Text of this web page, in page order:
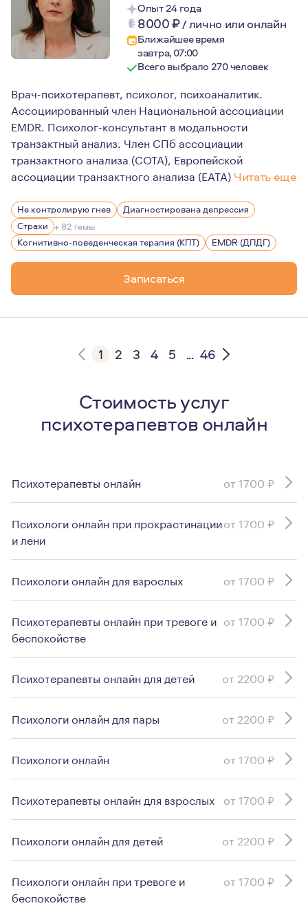
Опыт 24 года
8000₽/лично или онлайн
Ближайшее время
завтра, 07:00
Всего выбрало 270 человек
Врач-психотерапевт, психолог, психоаналитик.
Ассоциированный член Национальной ассоциации
EMDR. Психолог-консультант в модальности
транзактный анализ. Член СПб ассоциации
транзактного анализа (СОТА), Европейской
ассоциации транзактного анализа (EATA) Читать еще
Своими сильными сторонами считаю: эмпатийность,
Не контролирую гнев
Диагностирована депрессия
Страхи + 82 темы
Когнитивно-поведенческая терапия (КПТ)
EMDR (ДПДГ)
Записаться
1 2 3 4 5 ... 46
Стоимость услуг
психотерапевтов онлайн
Психотерапевты онлайн от 1700 ₽
Психологи онлайн при прокрастинации
и лени
от 1700 ₽
Психологи онлайн для взрослых от 1700 ₽
Психотерапевты онлайн при тревоге и
беспокойстве
от 1700 ₽
Психотерапевты онлайн для детей от 2200 ₽
Психологи онлайн для пары от 2200 ₽
Психологи онлайн от 1700 ₽
Психотерапевты онлайн для взрослых от 1700 ₽
Психологи онлайн для детей от 2200 ₽
Психологи онлайн при тревоге и
беспокойстве
от 1700 ₽